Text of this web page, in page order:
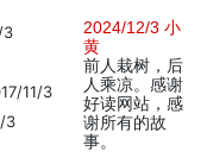
3
11/3
3
2024/12/3 小
黄
前人栽树，后
人乘凉。感谢
好读网站，感
谢所有的故
事。